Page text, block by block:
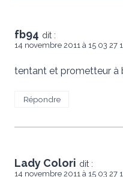
fb94 dit :
14 novembre 2011 à 15 03 27
tentant et prometteur à
Répondre
Lady Colori dit :
14 novembre 2011 à 15 03 27